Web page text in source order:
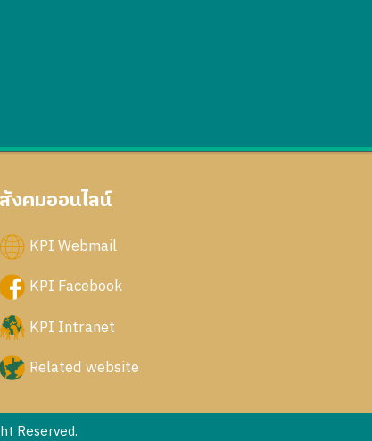
สังคมออนไลน์
KPI Webmail
KPI Facebook
KPI Intranet
Related website
Reserved.